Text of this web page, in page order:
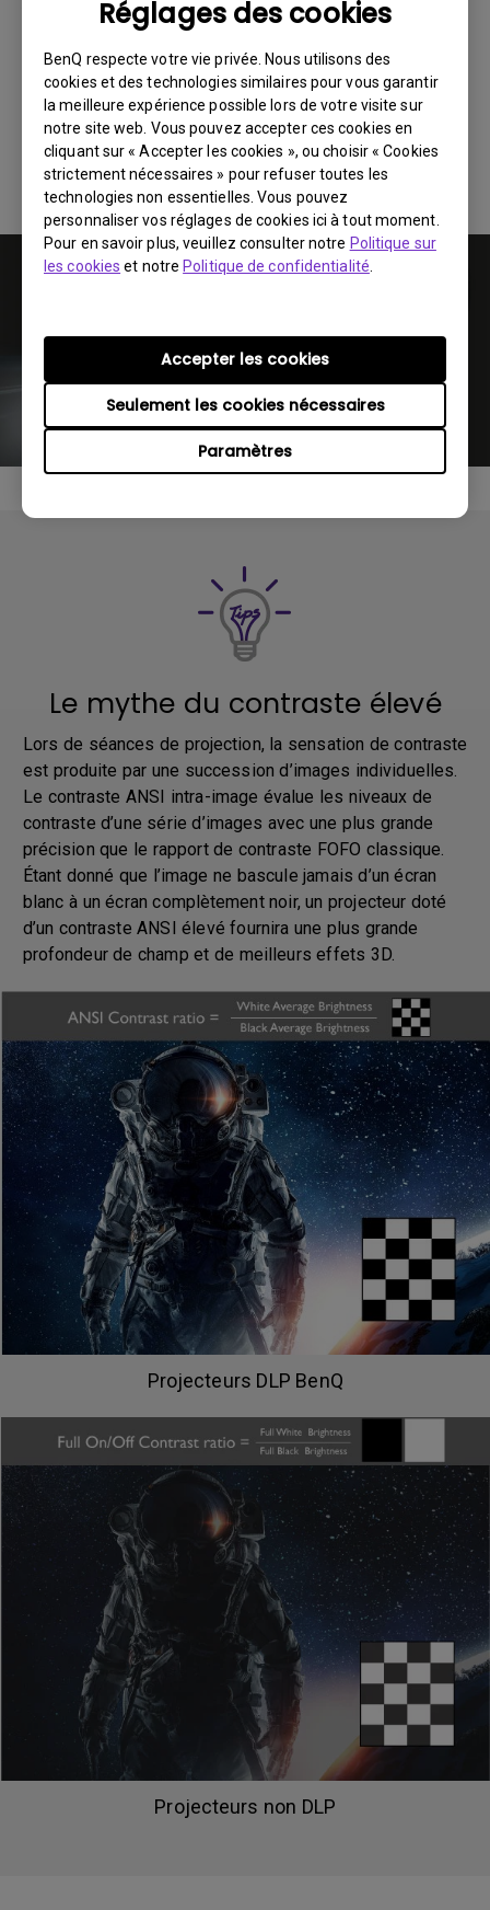
Réglages des cookies
BenQ respecte votre vie privée. Nous utilisons des
cookies et des technologies similaires pour vous garantir
la meilleure expérience possible lors de votre visite sur
notre site web. Vous pouvez accepter ces cookies en
cliquant sur « Accepter les cookies », ou choisir « Cookies
strictement nécessaires » pour refuser toutes les
technologies non essentielles. Vous pouvez
personnaliser vos réglages de cookies ici à tout moment.
Pour en savoir plus, veuillez consulter notre Politique sur
les cookies et notre Politique de confidentialité
Paramètres
Seulement les cookies nécessaires
Accepter les cookies
Revêtu d’une peinture mate résistante à la chaleur
et accueillant un ensemble d’optiques
soigneusement polies, notre structure opto-
mécanique garantit que toute la lumière émise par
la source atteint la puce DMD et les optiques de
projection pour répondre aux exigences de la
gamme de couleurs Rec. 709.
Le mythe du contraste élevé
Lors de séances de projection, la sensation de contraste
est produite par une succession d’images individuelles.
Le contraste ANSI intra-image évalue les niveaux de
contraste d’une série d’images avec une plus grande
précision que le rapport de contraste FOFO classique.
Étant donné que l’image ne bascule jamais d’un écran
blanc à un écran complètement noir, un projecteur doté
d’un contraste ANSI élevé fournira une plus grande
profondeur de champ et de meilleurs effets 3D.
Projecteurs DLP BenQ
Projecteurs non DLP